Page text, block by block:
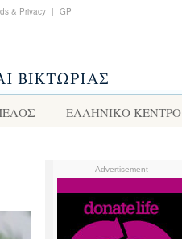
& Privacy | GP
ΕΛΛΗΝΙΚΌ ΚΈΝΤΡΟ
Advertisement